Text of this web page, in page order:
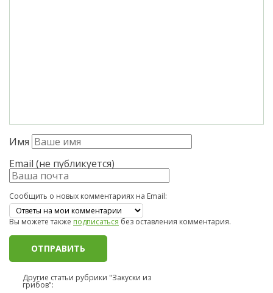
Имя
Email (не публикуется)
Сообщить о новых комментариях на Email:
Вы можете такжеподписатьсябез оставления комментария.
Другие статьи рубрики "Закуски из
грибов":